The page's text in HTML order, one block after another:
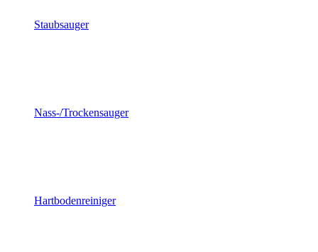
Staubsauger
Nass-/Trockensauger
Hartbodenreiniger